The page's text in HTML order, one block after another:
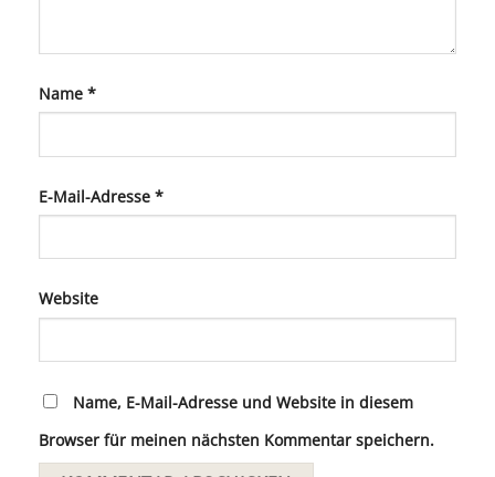
Name *
E-Mail-Adresse *
Website
Name, E-Mail-Adresse und Website in diesem
Browser für meinen nächsten Kommentar speichern.